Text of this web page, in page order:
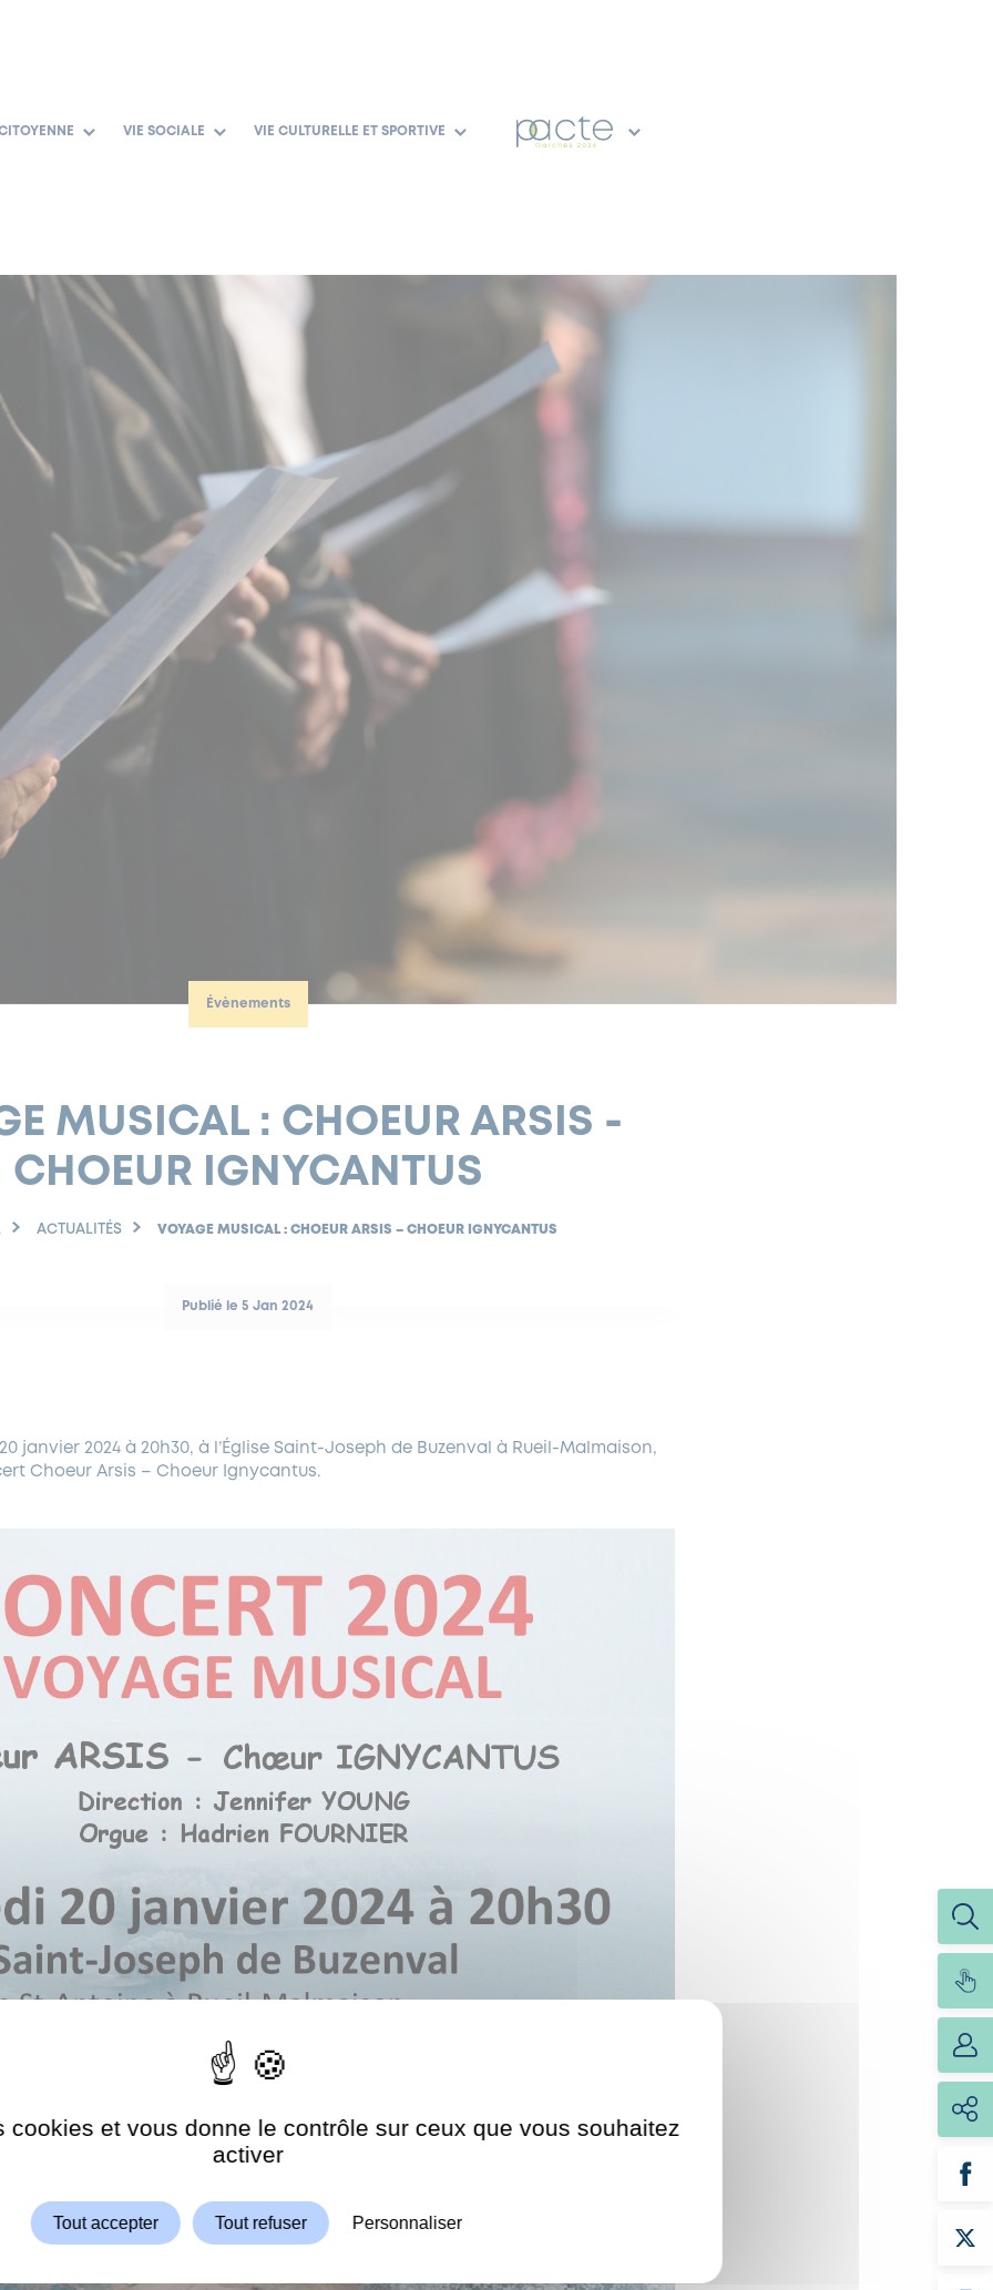
VIE SOCIALE VIE CULTURELLE ET SPORTIVE
Évènements
MUSICAL : CHOEUR ARSIS -
CHOEUR IGNYCANTUS
ACTUALITÉS VOYAGE MUSICAL : CHOEUR ARSIS – CHOEUR IGNYCANTUS
Publié le 5 Jan 2024
janvier 2024 à 20h30, à l’Église Saint-Joseph de Buzenval à Rueil-Malmaison,
Choeur Arsis – Choeur Ignycantus.
cookies et vous donne le contrôle sur ceux que vous souhaitez
activer
Tout accepter Tout refuser Personnaliser